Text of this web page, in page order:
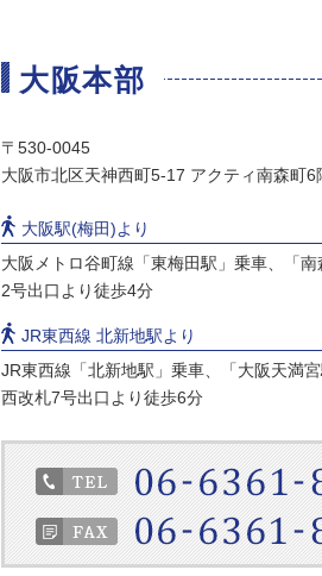
大阪本部
〒530-0045
大阪市北区天神西町5-17 アクティ南森町6
大阪駅(梅田)より
大阪メトロ谷町線「東梅田駅」乗車、「南
2号出口より徒歩4分
JR東西線 北新地駅より
JR東西線「北新地駅」乗車、「大阪天満宮
西改札7号出口より徒歩6分